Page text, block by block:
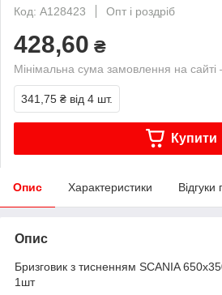
Код: A128423
Опт і роздріб
428,60 ₴
Мінімальна сума замовлення на
341,75 ₴ від 4 шт.
Купити
Опис Характеристики
Опис
Бризговик з тисненням SCANIA
1шт